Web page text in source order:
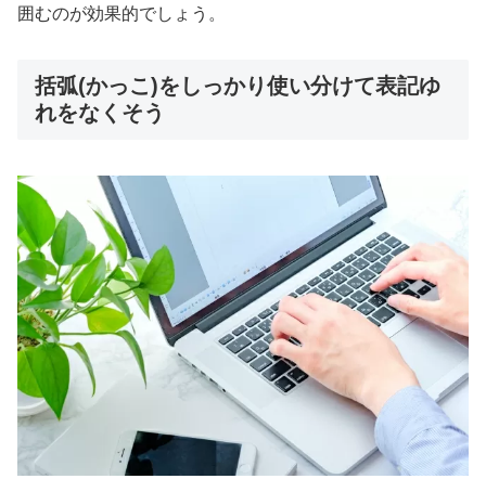
囲むのが効果的でしょう。
括弧(かっこ)をしっかり使い分けて表記ゆ
れをなくそう